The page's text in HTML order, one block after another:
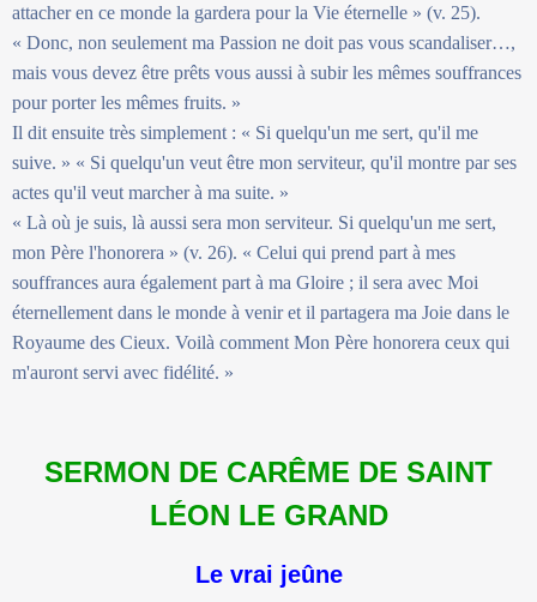
attacher en ce monde la gardera pour la Vie éternelle » (v. 25).
« Donc, non seulement ma Passion ne doit pas vous scandaliser…,
mais vous devez être prêts vous aussi à subir les mêmes souffrances
pour porter les mêmes fruits. »
Il dit ensuite très simplement : « Si quelqu'un me sert, qu'il me
suive. » « Si quelqu'un veut être mon serviteur, qu'il montre par ses
actes qu'il veut marcher à ma suite. »
« Là où je suis, là aussi sera mon serviteur. Si quelqu'un me sert,
mon Père l'honorera » (v. 26). « Celui qui prend part à mes
souffrances aura également part à ma Gloire ; il sera avec Moi
éternellement dans le monde à venir et il partagera ma Joie dans le
Royaume des Cieux. Voilà comment Mon Père honorera ceux qui
m'auront servi avec fidélité. »
SERMON DE CARÊME DE SAINT
LÉON LE GRAND
Le vrai jeûne